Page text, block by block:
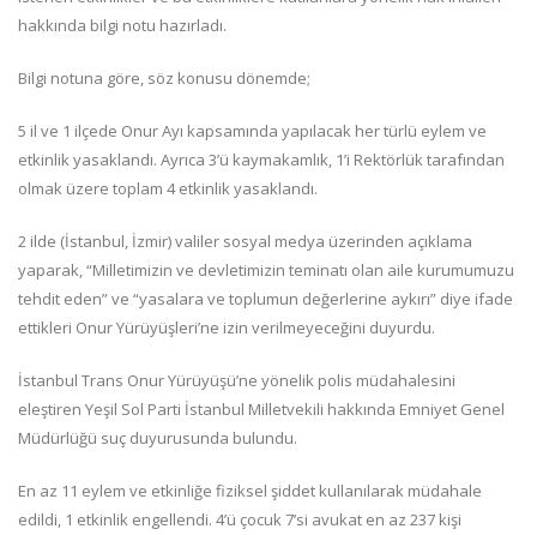
hakkında bilgi notu hazırladı.
Bilgi notuna göre, söz konusu dönemde;
5 il ve 1 ilçede Onur Ayı kapsamında yapılacak her türlü eylem ve
etkinlik yasaklandı. Ayrıca 3’ü kaymakamlık, 1’i Rektörlük tarafından
olmak üzere toplam 4 etkinlik yasaklandı.
2 ilde (İstanbul, İzmir) valiler sosyal medya üzerinden açıklama
yaparak, “Milletimizin ve devletimizin teminatı olan aile kurumumuzu
tehdit eden” ve “yasalara ve toplumun değerlerine aykırı” diye ifade
ettikleri Onur Yürüyüşleri’ne izin verilmeyeceğini duyurdu.
İstanbul Trans Onur Yürüyüşü’ne yönelik polis müdahalesini
eleştiren Yeşil Sol Parti İstanbul Milletvekili hakkında Emniyet Genel
Müdürlüğü suç duyurusunda bulundu.
En az 11 eylem ve etkinliğe fiziksel şiddet kullanılarak müdahale
edildi, 1 etkinlik engellendi. 4’ü çocuk 7’si avukat en az 237 kişi